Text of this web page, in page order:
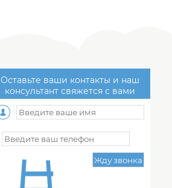
Оставьте ваши контакты и наш
консультант свяжется с вами